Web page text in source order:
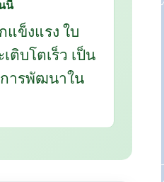
นี้
ข็งแรง ใบ
ติบโตเร็ว เป็น
ารพัฒนาใน